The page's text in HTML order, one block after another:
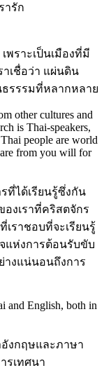
ารัก
พราะเป็นเมืองที่มี
าเชื่อว่า แผ่นดิน
ธรรรมที่หลากหลาย
other cultures and
is Thai-speakers,
people are world
from you will for
ที่ได้เรียนรู้ซึ่งกัน
องเราที่คริสตจักร
ราชอบที่จะเรียนรู้
แห่งการต้อนรับขับ
งแน่นอนถึงการ
and English, both in
งกฤษและภาษา
รเทศนา